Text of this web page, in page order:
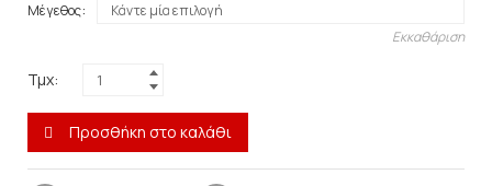
Μέγεθος
Εκκαθάριση
Τμχ:
Προσθήκη στο καλάθι